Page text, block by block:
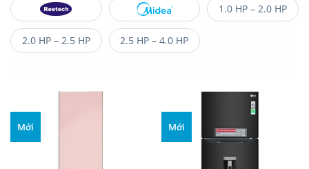
1.0 HP – 2.0 HP
2.0 HP – 2.5 HP 2.5 HP – 4.0 HP
Mới Mới